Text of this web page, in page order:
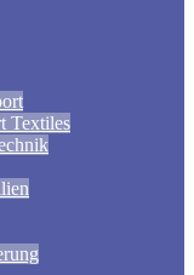
Textiles